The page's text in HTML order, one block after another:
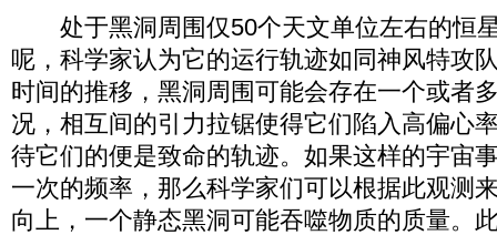
处于黑洞周围仅50个天文单位左右的恒
呢，科学家认为它的运行轨迹如同神风特攻
时间的推移，黑洞周围可能会存在一个或者
况，相互间的引力拉锯使得它们陷入高偏心
待它们的便是致命的轨迹。如果这样的宇宙
一次的频率，那么科学家们可以根据此观测
向上，一个静态黑洞可能吞噬物质的质量。